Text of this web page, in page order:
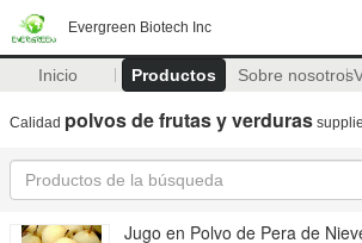
Evergreen Biotech Inc
Inicio Productos Sobre nosotros
Calidad polvos de frutas y verduras
Jugo en Polvo de Pera de